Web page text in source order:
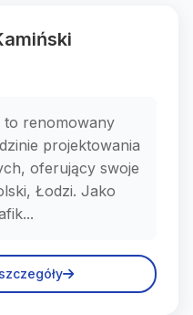
to renomowany
projektowania
oferujący swoje
Łodzi. Jako